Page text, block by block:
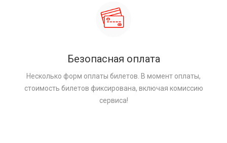
Безопасная оплата
Несколько форм оплаты билетов. В момент оплаты,
стоимость билетов фиксирована, включая комиссию
сервиса!